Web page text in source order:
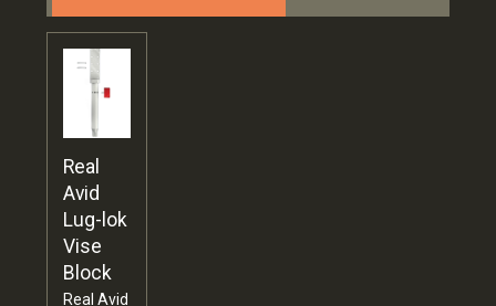
Real
Avid
Lug-lok
Vise
Block
Real Avid